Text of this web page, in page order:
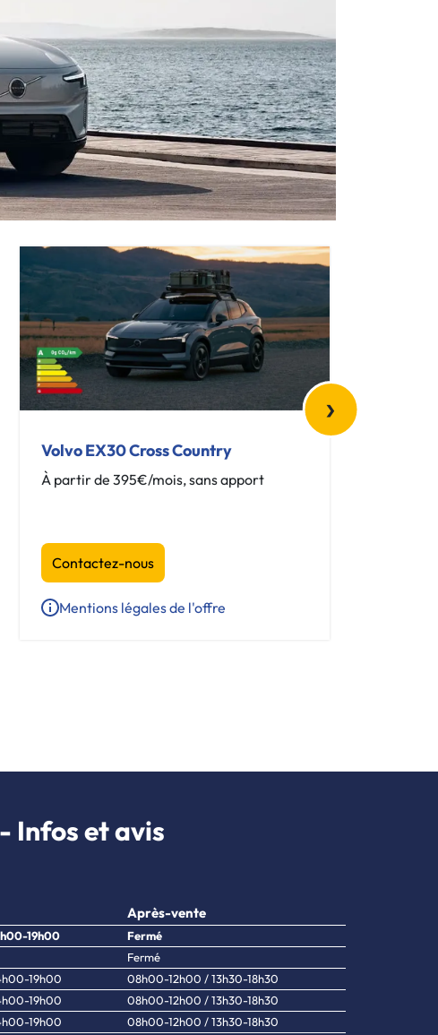
Volvo EX30 Cross Country
À partir de 395€/mois, sans apport
Contactez-nous
Mentions légales de l'offre
›
Infos et avis
19h00
19h00
19h00
19h00
Après-vente
Fermé
Fermé
08h00-12h00 / 13h30-18h30
08h00-12h00 / 13h30-18h30
08h00-12h00 / 13h30-18h30